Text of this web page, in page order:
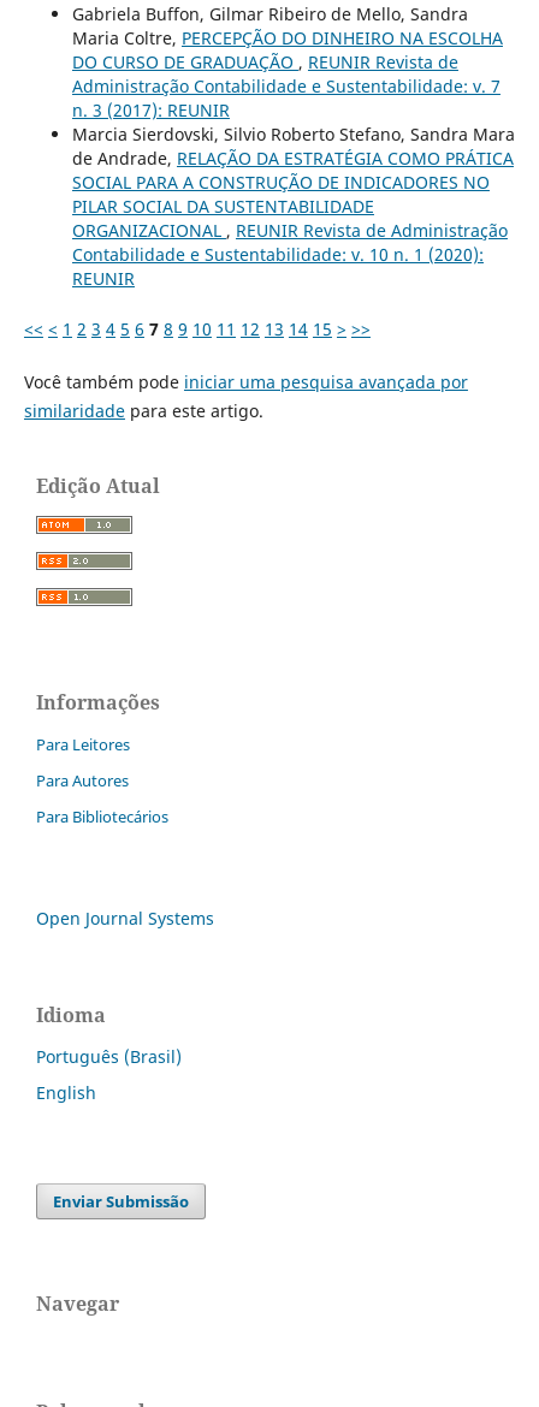
Gabriela Buffon, Gilmar Ribeiro de Mello, Sandra
Maria Coltre, PERCEPÇÃO DO DINHEIRO NA ESCOLHA
DO CURSO DE GRADUAÇÃO , REUNIR Revista de
Administração Contabilidade e Sustentabilidade: v. 7
n. 3 (2017): REUNIR
Marcia Sierdovski, Silvio Roberto Stefano, Sandra Mara
de Andrade, RELAÇÃO DA ESTRATÉGIA COMO PRÁTICA
SOCIAL PARA A CONSTRUÇÃO DE INDICADORES NO
PILAR SOCIAL DA SUSTENTABILIDADE
ORGANIZACIONAL , REUNIR Revista de Administração
Contabilidade e Sustentabilidade: v. 10 n. 1 (2020):
REUNIR
<< < 1 2 3 4 5 6 7 8 9 10 11 12 13 14 15 > >>
Você também pode iniciar uma pesquisa avançada por
similaridadepara este artigo.
Edição Atual
Informações
Para Leitores
Para Autores
Para Bibliotecários
Open Journal Systems
Idioma
Português (Brasil)
English
Enviar Submissão
Navegar